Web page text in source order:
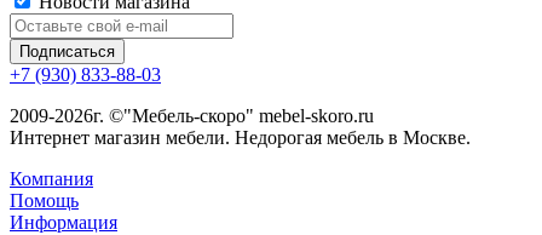
+7 (930) 833-88-03
2009-2026г. ©"Мебель-скоро" mebel-skoro.ru
Интернет магазин мебели. Недорогая мебель в Москве.
Компания
Помощь
Информация